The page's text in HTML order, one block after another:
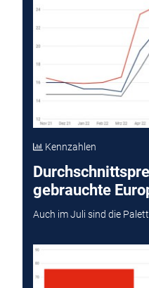
Kennzahlen
gebrauchte
Auch im Juli sind die